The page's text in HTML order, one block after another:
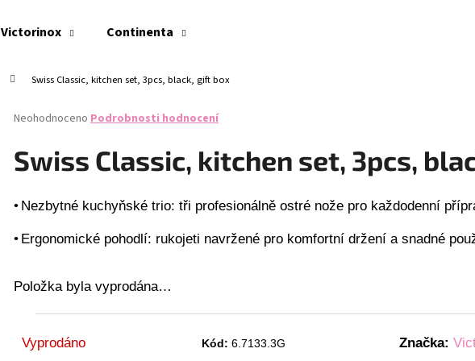
Victorinox Continenta
Swiss Classic, kitchen set, 3pcs, black, gift box
Průměrné
produktu
je
5
Neohodnoceno Podrobnosti hodnocení
Swiss Classic, kitchen set, 3pcs,
• Nezbytné kuchyňské trio: tři profesionálně ostré nože pro každodenní
• Ergonomické pohodlí: rukojeti navržené pro komfortní držení a snadné
Položka byla vyprodána…
Vyprodáno Kód: 6.7133.3G Značka:
Co potřebujete najít?
HLEDAT
NŮŽ NA RAJČATA VICTORINOX SWISS CLASSIC SWISS CLASSIC, PARING KNIFE SET,